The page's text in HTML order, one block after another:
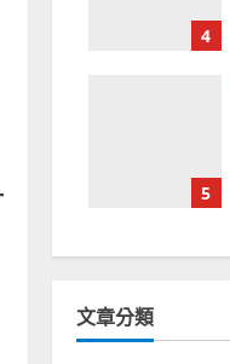
4
5
文章分類